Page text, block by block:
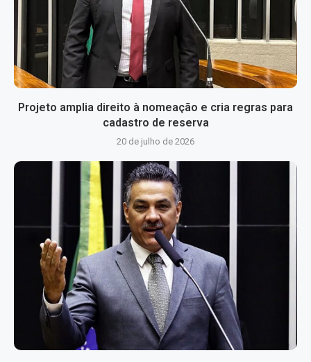
Projeto amplia direito à nomeação e cria regras para
cadastro de reserva
20 de julho de 2026